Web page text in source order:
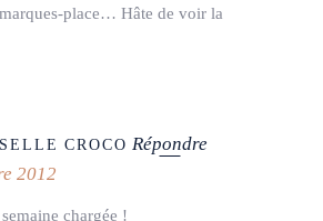
place… Hâte de voir la
CROCO Répondre
2012
chargée !